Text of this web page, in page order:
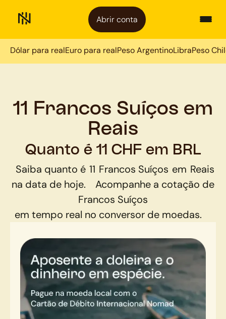
Abrir conta
Dólar para realEuro para realPeso ArgentinoLibraPeso
11 Francos Suíços em
Reais
Quanto é 11 CHF em BRL
Saiba quanto é 11 Francos Suíços em Reais
na data de hoje.
Acompanhe a cotação de
Francos Suíços
em tempo real no conversor de moedas.